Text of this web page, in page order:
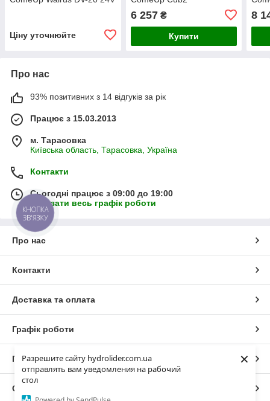
Разрешите сайту hydrolider.com.ua
отправлять вам уведомления на рабочий
стол
×
Ціну уточнюйте
6 257₴
Купити
8
Про нас
93% позитивних з 14 відгуків за рік
Працює з 15.03.2013
м. Тарасовка
Київська область, Тарасовка, Україна
Контакти
Сьогодні працює з 09:00 до 19:00
Показати весь графік роботи
Про нас
Контакти
Доставка та оплата
Графік роботи
Повна версія сайту
Сайт створено на маркетплейсі
КНОПКА
ЗВ'ЯЗКУ